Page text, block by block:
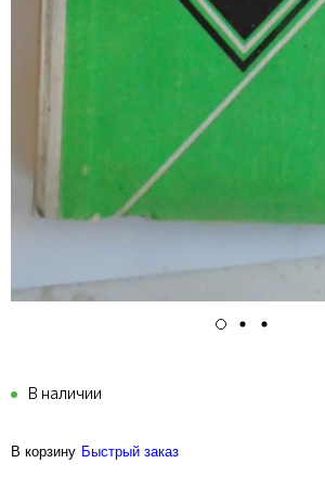
В наличии
В корзину Быстрый заказ